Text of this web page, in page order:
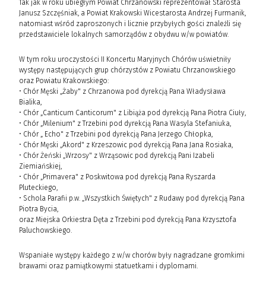
Tak jak w roku ubiegłym Powiat Chrzanowski reprezentował Starosta
Janusz Szczęśniak, a Powiat Krakowski Wicestarosta Andrzej Furmanik,
natomiast wśród zaproszonych i licznie przybyłych gości znaleźli się
przedstawiciele lokalnych samorządów z obydwu w/w powiatów.
W tym roku uroczystości II Koncertu Maryjnych Chórów uświetniły
występy następujących grup chórzystów z Powiatu Chrzanowskiego
oraz Powiatu Krakowskiego:
• Chór Męski „Żaby" z Chrzanowa pod dyrekcją Pana Władysława
Bialika,
• Chór „Canticum Canticorum" z Libiąża pod dyrekcją Pana Piotra Ciuły,
• Chór „Milenium" z Trzebini pod dyrekcją Pana Wasyla Stefaniuka,
• Chór „ Echo" z Trzebini pod dyrekcją Pana Jerzego Chłopka,
• Chór Męski „Akord" z Krzeszowic pod dyrekcją Pana Jana Rosiaka,
• Chór Żeński „Wrzosy" z Wrząsowic pod dyrekcją Pani Izabeli
Ziemiańskiej,
• Chór „Primavera" z Poskwitowa pod dyrekcją Pana Ryszarda
Pluteckiego,
• Schola Parafii p.w. „Wszystkich Świętych" z Rudawy pod dyrekcją Pana
Piotra Bycia,
oraz Miejska Orkiestra Dęta z Trzebini pod dyrekcją Pana Krzysztofa
Paluchowskiego.
Wspaniałe występy każdego z w/w chorów były nagradzane gromkimi
brawami oraz pamiątkowymi statuetkami i dyplomami.